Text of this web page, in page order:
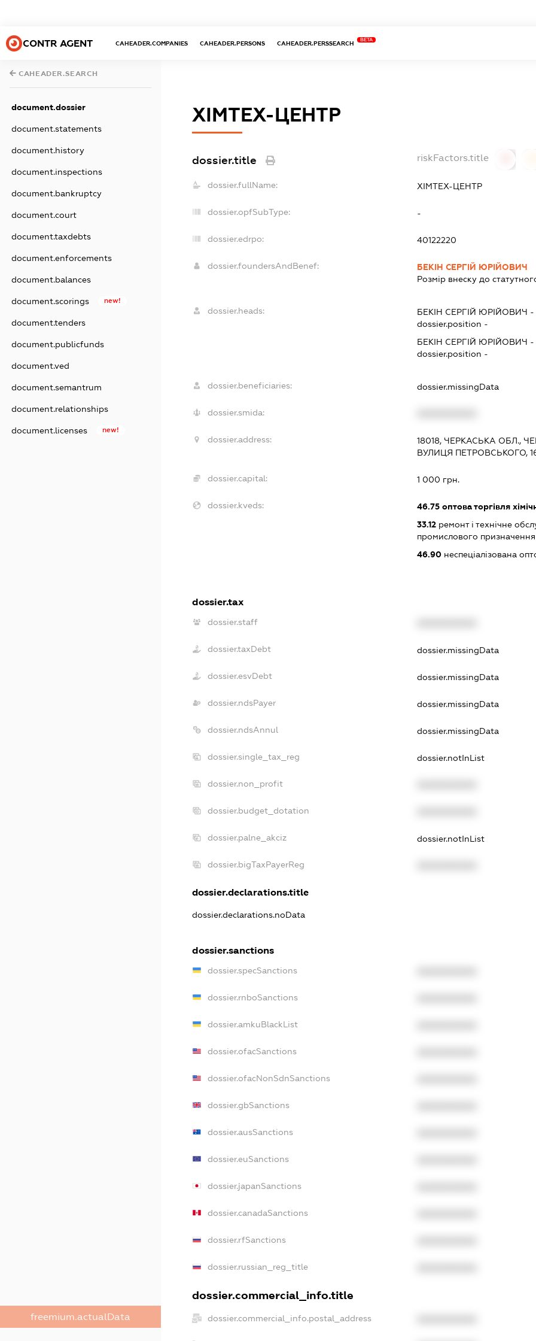
CONTR AGENT CAHEADER.COMPANIES CAHEADER.PERSONS CAHEADER.PERSSEARCH
BETA
CAHEADER.SEARCH
document.dossier
document.statements
document.history
document.inspections
document.bankruptcy
document.court
document.taxdebts
document.enforcements
document.balances
document.scorings new!
document.tenders
document.publicfunds
document.ved
document.semantrum
document.relationships
document.licenses new!
freemium.actualData
ХІМТЕХ-ЦЕНТР
dossier.title riskFactors.title
dossier.fullName: ХІМТЕХ-ЦЕНТР
dossier.opfSubType: -
dossier.edrpo: 40122220
dossier.foundersAndBenef:
БЕКІН СЕРГІЙ ЮРІЙОВИЧ
Розмір внеску до
dossier.heads: БЕКІН СЕРГІЙ ЮРІЙОВИЧ -
dossier.position -
БЕКІН СЕРГІЙ ЮРІЙОВИЧ -
dossier.position -
dossier.beneficiaries: dossier.missingData
dossier.smida:
dossier.address:
18018, ЧЕРКАСЬКА ОБЛ.,
ВУЛИЦЯ ПЕТРОВСЬКОГО,
dossier.capital: 1 000 грн.
dossier.kveds: 46.75 оптова торгівля
33.12 ремонт і технічне
промислового призначення
46.90 неспеціалізована
dossier.tax
dossier.staff
dossier.taxDebt dossier.missingData
dossier.esvDebt dossier.missingData
dossier.ndsPayer dossier.missingData
dossier.ndsAnnul dossier.missingData
dossier.single_tax_reg dossier.notInList
dossier.non_profit
dossier.budget_dotation
dossier.palne_akciz dossier.notInList
dossier.bigTaxPayerReg
dossier.declarations.title
dossier.declarations.noData
dossier.sanctions
dossier.specSanctions
dossier.rnboSanctions
dossier.amkuBlackList
dossier.ofacSanctions
dossier.ofacNonSdnSanctions
dossier.gbSanctions
dossier.ausSanctions
dossier.euSanctions
dossier.japanSanctions
dossier.canadaSanctions
dossier.rfSanctions
dossier.russian_reg_title
dossier.commercial_info.title
dossier.commercial_info.postal_address